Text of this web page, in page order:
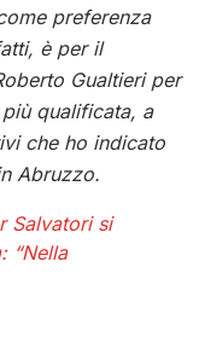
preferenza
è per il
Gualtieri per
qualificata, a
che ho indicato
Abruzzo.
Salvatori si
“Nella